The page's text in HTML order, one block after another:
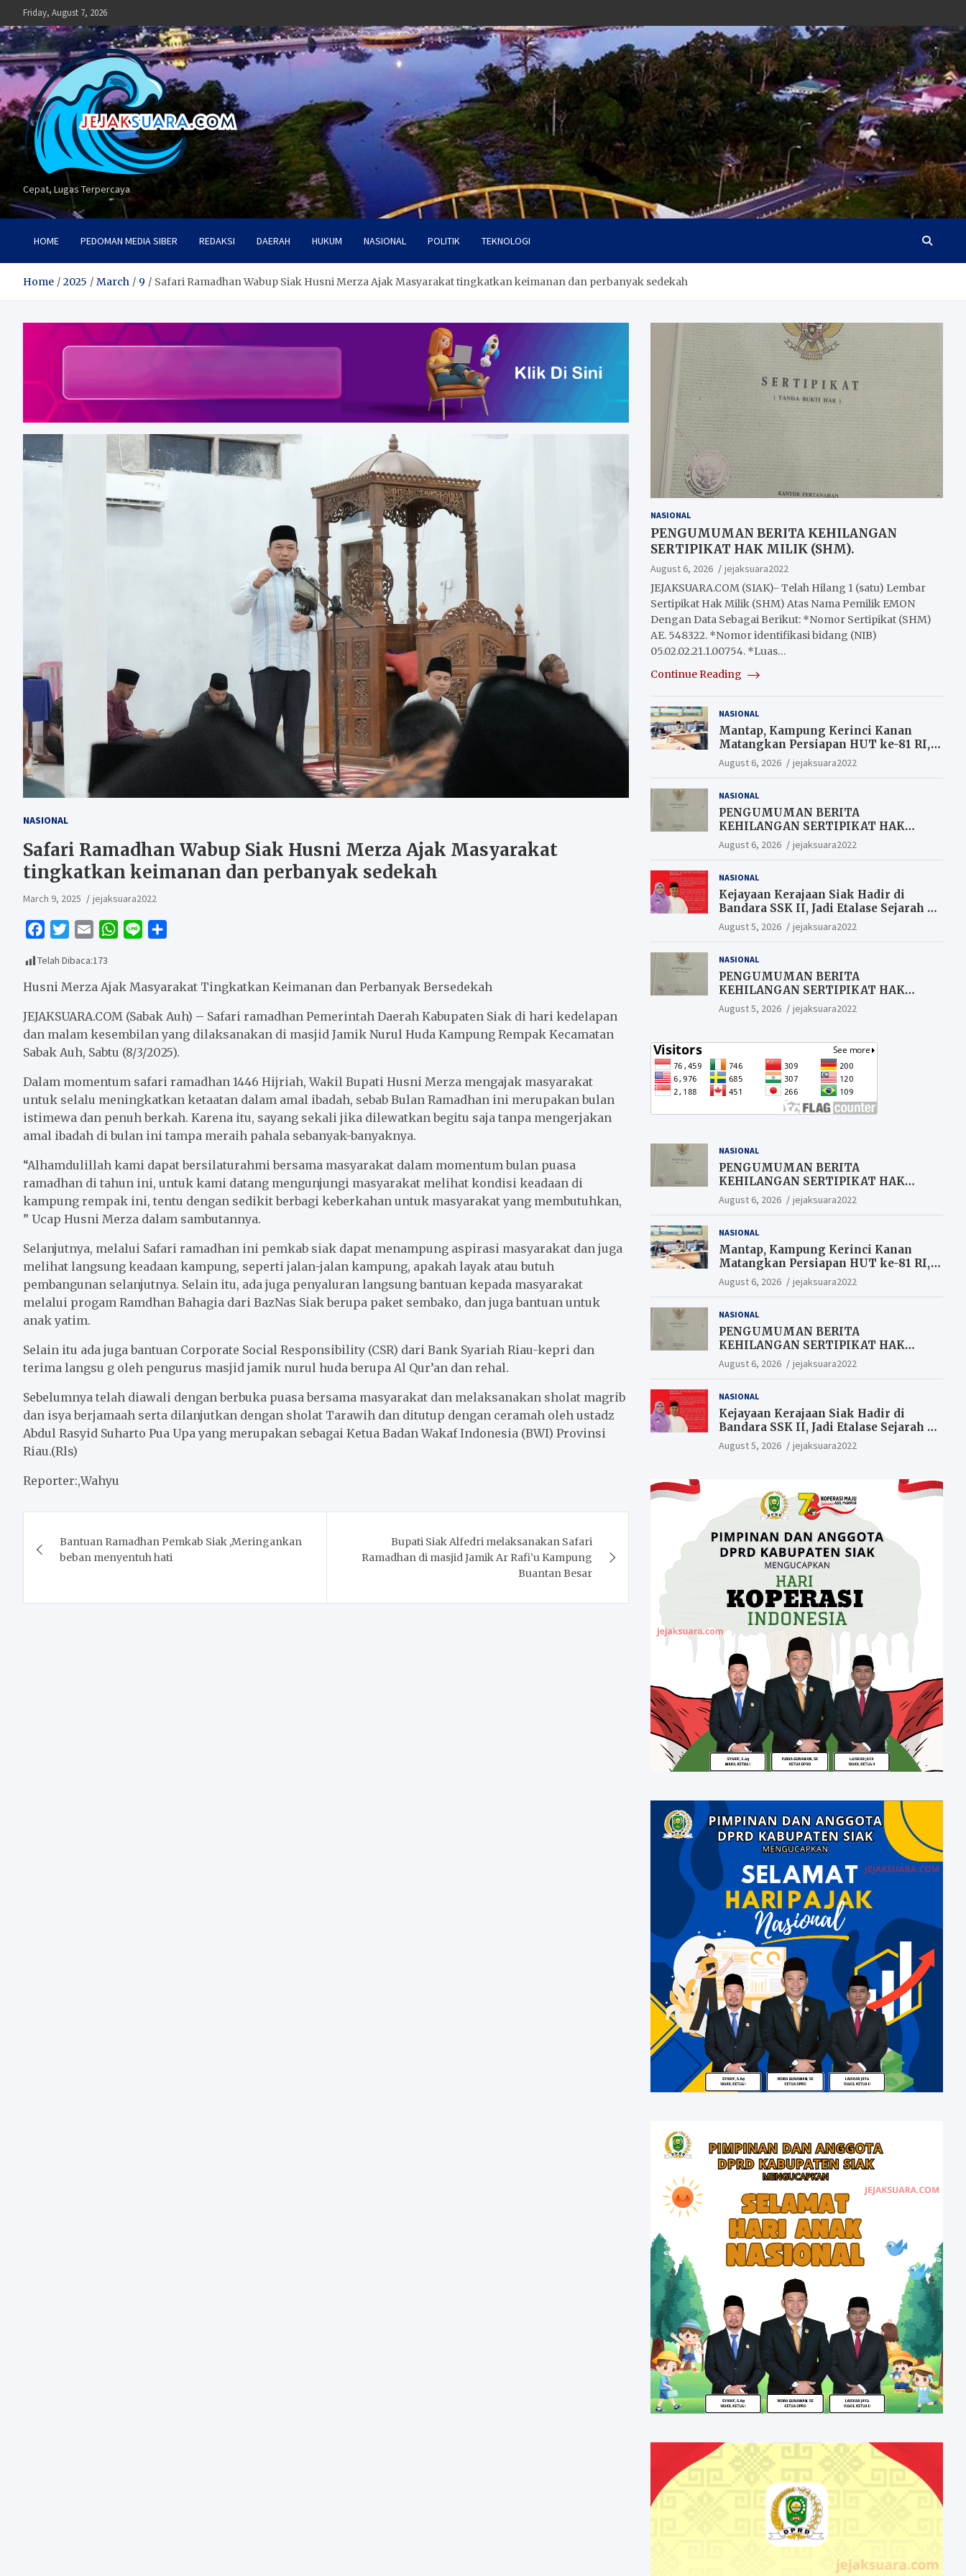
to
content
Friday, August 7, 2026
Cepat, Lugas Terpercaya
HOME PEDOMAN MEDIA SIBER REDAKSI DAERAH HUKUM NASIONAL POLITIK TEKNOLOGI
Home 2025 March 9 Safari Ramadhan Wabup Siak Husni Merza Ajak Masyarakat tingkatkan keimanan dan perbanyak sedekah
NASIONAL
Safari Ramadhan Wabup Siak Husni Merza Ajak Masyarakat
tingkatkan keimanan dan perbanyak sedekah
March 9, 2025 jejaksuara2022
c
e
o
o
k
i
t
e
r
a
i
W
t
A
p
p
e
r
Telah Dibaca:173
Husni Merza Ajak Masyarakat Tingkatkan Keimanan dan Perbanyak Bersedekah
JEJAKSUARA.COM (Sabak Auh) – Safari ramadhan Pemerintah Daerah Kabupaten Siak di hari kedelapan
dan malam kesembilan yang dilaksanakan di masjid Jamik Nurul Huda Kampung Rempak Kecamatan
Sabak Auh, Sabtu (8/3/2025).
Dalam momentum safari ramadhan 1446 Hijriah, Wakil Bupati Husni Merza mengajak masyarakat
untuk selalu meningkatkan ketaatan dalam amal ibadah, sebab Bulan Ramadhan ini merupakan bulan
istimewa dan penuh berkah. Karena itu, sayang sekali jika dilewatkan begitu saja tanpa mengerjakan
amal ibadah di bulan ini tampa meraih pahala sebanyak-banyaknya.
“Alhamdulillah kami dapat bersilaturahmi bersama masyarakat dalam momentum bulan puasa
ramadhan di tahun ini, untuk kami datang mengunjungi masyarakat melihat kondisi keadaan di
kampung rempak ini, tentu dengan sedikit berbagi keberkahan untuk masyarakat yang membutuhkan,
” Ucap Husni Merza dalam sambutannya.
Selanjutnya, melalui Safari ramadhan ini pemkab siak dapat menampung aspirasi masyarakat dan juga
melihat langsung keadaan kampung, seperti jalan-jalan kampung, apakah layak atau butuh
pembangunan selanjutnya. Selain itu, ada juga penyaluran langsung bantuan kepada masyarakat
melalui progam Ramdhan Bahagia dari BazNas Siak berupa paket sembako, dan juga bantuan untuk
anak yatim.
Selain itu ada juga bantuan Corporate Social Responsibility (CSR) dari Bank Syariah Riau-kepri dan
terima langsu g oleh pengurus masjid jamik nurul huda berupa Al Qur’an dan rehal.
Sebelumnya telah diawali dengan berbuka puasa bersama masyarakat dan melaksanakan sholat magrib
dan isya berjamaah serta dilanjutkan dengan sholat Tarawih dan ditutup dengan ceramah oleh ustadz
Abdul Rasyid Suharto Pua Upa yang merupakan sebagai Ketua Badan Wakaf Indonesia (BWI) Provinsi
Riau.(Rls)
Reporter:,Wahyu
navigation
Bantuan Ramadhan Pemkab Siak ,Meringankan
beban menyentuh hati
Bupati Siak Alfedri melaksanakan Safari
Ramadhan di masjid Jamik Ar Rafi’u Kampung
Buantan Besar
NASIONAL
PENGUMUMAN BERITA KEHILANGAN
SERTIPIKAT HAK MILIK (SHM).
August 6, 2026
jejaksuara2022
JEJAKSUARA.COM (SIAK)- Telah Hilang 1 (satu) Lembar
Sertipikat Hak Milik (SHM) Atas Nama Pemilik EMON
Dengan Data Sebagai Berikut: *Nomor Sertipikat (SHM)
AE. 548322. *Nomor identifikasi bidang (NIB)
05.02.02.21.1.00754. *Luas…
Continue Reading
NASIONAL
Mantap, Kampung Kerinci Kanan
Matangkan Persiapan HUT ke-81 RI,
Warga yang ikut Upacara
Berkesempatan Raih Hadiah
August 6, 2026 jejaksuara2022
NASIONAL
PENGUMUMAN BERITA
KEHILANGAN SERTIPIKAT HAK
MILIK (SHM).
August 6, 2026 jejaksuara2022
NASIONAL
Kejayaan Kerajaan Siak Hadir di
Bandara SSK II, Jadi Etalase Sejarah di
Gerbang Riau
August 5, 2026 jejaksuara2022
NASIONAL
PENGUMUMAN BERITA
KEHILANGAN SERTIPIKAT HAK
MILIK (SHM).
August 5, 2026 jejaksuara2022
NASIONAL
PENGUMUMAN BERITA
KEHILANGAN SERTIPIKAT HAK
MILIK (SHM).
August 6, 2026 jejaksuara2022
NASIONAL
Mantap, Kampung Kerinci Kanan
Matangkan Persiapan HUT ke-81 RI,
Warga yang ikut Upacara
Berkesempatan Raih Hadiah
August 6, 2026 jejaksuara2022
NASIONAL
PENGUMUMAN BERITA
KEHILANGAN SERTIPIKAT HAK
MILIK (SHM).
August 6, 2026 jejaksuara2022
NASIONAL
Kejayaan Kerajaan Siak Hadir di
Bandara SSK II, Jadi Etalase Sejarah di
Gerbang Riau
August 5, 2026 jejaksuara2022